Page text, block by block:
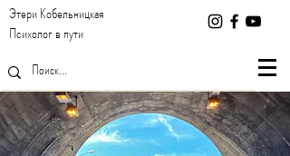
Этери Кобельницкая
Психолог в пути